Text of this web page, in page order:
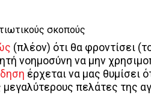
(πλέον) ότι θα φροντίσει
νοημοσύνη να μην
έρχεται να μας θυμίσει
πελάτες της